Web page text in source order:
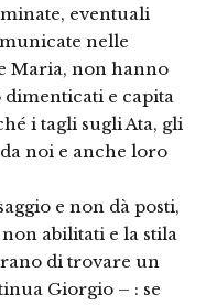
eventuali
nelle
Maria, non hanno
dimenticati e capita
i tagli sugli Ata, gli
noi e anche loro
e non dà posti,
abilitati e la stila
di trovare un
Giorgio – : se